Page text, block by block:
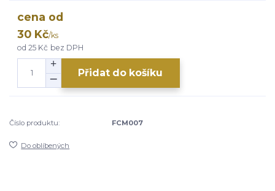
cena od
30 Kč/ks
od25 Kč bez DPH
Přidat do košíku
Číslo produktu: FCM007
Do oblíbených